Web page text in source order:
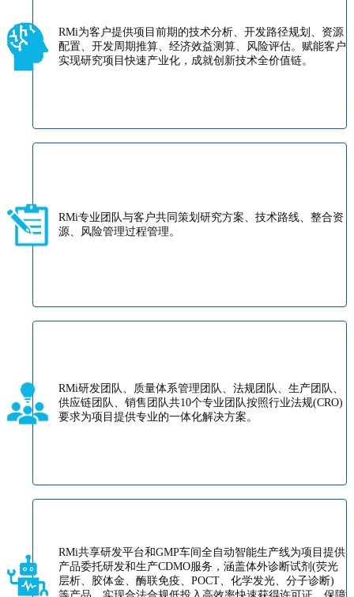
RMi为客户提供项目前期的技术分析、开发路径规划、资源
配置、开发周期推算、经济效益测算、风险评估。赋能客户
实现研究项目快速产业化，成就创新技术全价值链。
RMi专业团队与客户共同策划研究方案、技术路线、整合资
源、风险管理过程管理。
RMi研发团队、质量体系管理团队、法规团队、生产团队、
供应链团队、销售团队共10个专业团队按照行业法规(CRO)
要求为项目提供专业的一体化解决方案。
RMi共享研发平台和GMP车间全自动智能生产线为项目提供
产品委托研发和生产CDMO服务，涵盖体外诊断试剂(荧光
层析、胶体金、酶联免疫、POCT、化学发光、分子诊断)